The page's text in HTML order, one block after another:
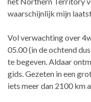
waarschijnlijk mijn
Vol verwachting over
05.00 (in de ochtend
te begeven. Aldaar
gids. Gezeten in een
iets meer dan 2100 km